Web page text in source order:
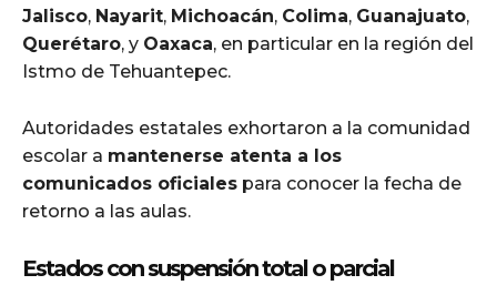
Jalisco, Nayarit, Michoacán, Colima, Guanajuato,
Querétaro, y Oaxaca, en particular en la región del
Istmo de Tehuantepec.
Autoridades estatales exhortaron a la comunidad
escolar a mantenerse atenta a los
comunicados oficiales para conocer la fecha de
retorno a las aulas.
Estados con suspensión total o parcial